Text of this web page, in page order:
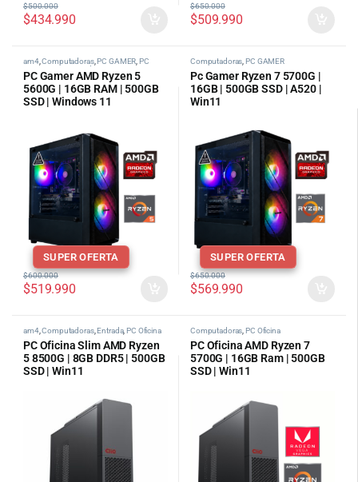
$434.990
$500.000
$509.990
$650.000
SUPER OFERTA
am4,Computadoras,PC GAMER ,PC
tipos de pc categoria
PC Gamer AMD Ryzen 5
5600G | 16GB RAM | 500GB
SSD | Windows 11
$519.990
$600.000
SUPER OFERTA
Computadoras ,PC GAMER
Pc Gamer Ryzen 7 5700G |
16GB | 500GB SSD | A520 |
Win11
$569.990
$650.000
am4,Computadoras,Entrada,PC Oficina
PC Oficina Slim AMD Ryzen
5 8500G | 8GB DDR5 | 500GB
SSD | Win11
Computadoras ,PC Oficina
PC Oficina AMD Ryzen 7
5700G | 16GB Ram | 500GB
SSD | Win11